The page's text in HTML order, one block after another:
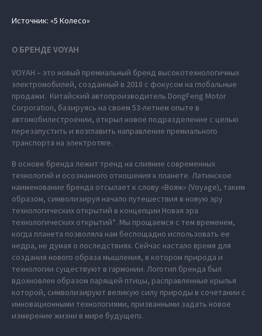
Источник: «5 Колесо»
О БРЕНДЕ VOYAH
VOYAH – это новый премиальный бренд высокотехнологичных
электромобилей, созданный в 2018 с фокусом на глобальные
продажи. Китайский автопроизводитель DongFeng Motor
Corporation, базируясь на своем 53-летнем опыте в
автомобилестроении, открыл новое подразделение с целью
перезапустить и возглавить направление премиального
транспорта на электротяге.
В основе бренда лежит тренд на слияние современных
технологий и осознанного отношения к планете. Латинское
наименование бренда отсылает к слову «Вояж» (Voyage), таким
образом, символизируя начало путешествия в новую эру
технологических открытий в концепции Новая эра
технологических открытий*. Мы прощаемся с тем временем,
когда планета позволяла нам беспощадно использовать ее
недра, не думая о последствиях. Сейчас настало время для
создания нового образа мышления, в котором природа и
технологии существуют в гармонии. Логотип бренда был
вдохновлен образом парящей птицы, расправленные крылья
которой, символизируют великую силу природы в сочетании с
инновационными технологиями, призванными задать новое
измерение жизни в мире будущего.